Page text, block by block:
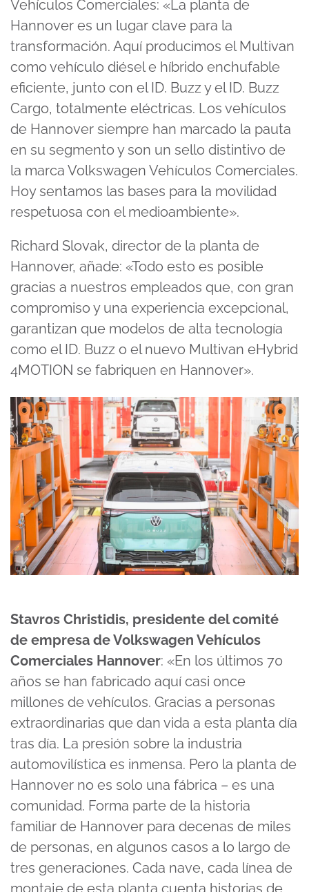
Vehículos Comerciales: «La planta de
Hannover es un lugar clave para la
transformación. Aquí producimos el Multivan
como vehículo diésel e híbrido enchufable
eficiente, junto con el ID. Buzz y el ID. Buzz
Cargo, totalmente eléctricas. Los vehículos
de Hannover siempre han marcado la pauta
en su segmento y son un sello distintivo de
la marca Volkswagen Vehículos Comerciales.
Hoy sentamos las bases para la movilidad
respetuosa con el medioambiente».
Richard Slovak, director de la planta de
Hannover, añade: «Todo esto es posible
gracias a nuestros empleados que, con gran
compromiso y una experiencia excepcional,
garantizan que modelos de alta tecnología
como el ID. Buzz o el nuevo Multivan eHybrid
4MOTION se fabriquen en Hannover».
Stavros Christidis, presidente del comité
de empresa de Volkswagen Vehículos
Comerciales Hannover: «En los últimos 70
años se han fabricado aquí casi once
millones de vehículos. Gracias a personas
extraordinarias que dan vida a esta planta día
tras día. La presión sobre la industria
automovilística es inmensa. Pero la planta de
Hannover no es solo una fábrica – es una
comunidad. Forma parte de la historia
familiar de Hannover para decenas de miles
de personas, en algunos casos a lo largo de
tres generaciones. Cada nave, cada línea de
montaje de esta planta cuenta historias de